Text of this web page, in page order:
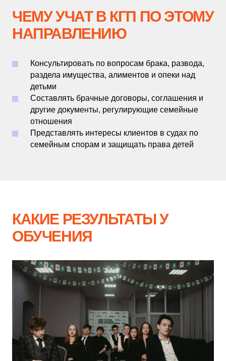
ЧЕМУ УЧАТ В КГП ПО ЭТОМУ
НАПРАВЛЕНИЮ
Консультировать по вопросам брака, развода,
раздела имущества, алиментов и опеки над
детьми
Составлять брачные договоры, соглашения и
другие документы, регулирующие семейные
отношения
Представлять интересы клиентов в судах по
семейным спорам и защищать права детей
КАКИЕ РЕЗУЛЬТАТЫ У
ОБУЧЕНИЯ